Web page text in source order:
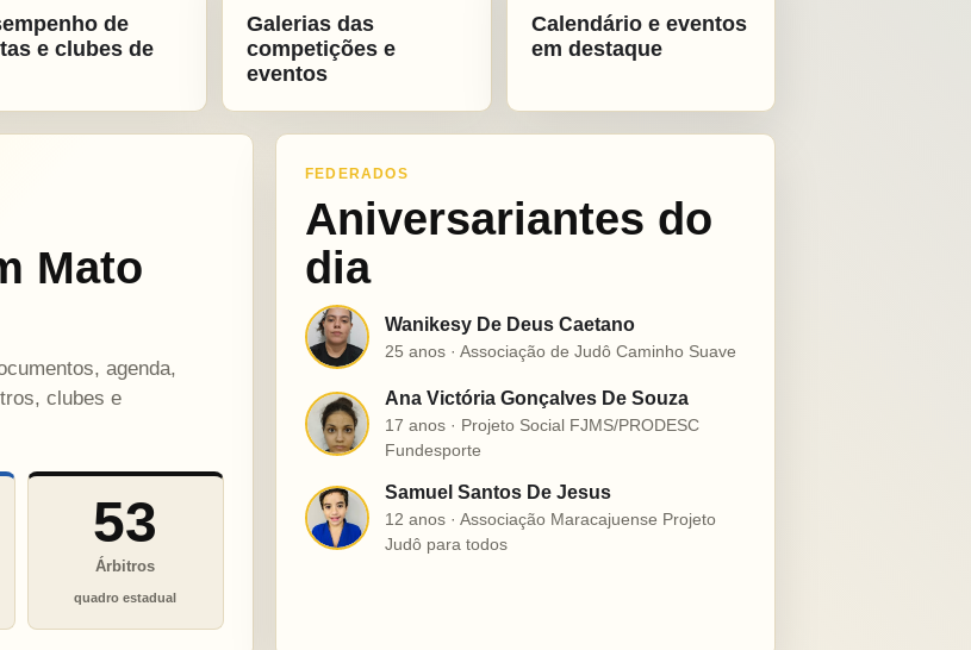
de
e clubes de
Galerias das
competições e
eventos
Calendário e eventos
em destaque
Mato
agenda,
clubes e
53
Árbitros
quadro estadual
FEDERADOS
Aniversariantes do
dia
W Wanikesy De Deus Caetano
25 anos · Associação de Judô Caminho Suave
A
Ana Victória Gonçalves De Souza
17 anos · Projeto Social FJMS/PRODESC
Fundesporte
S
Samuel Santos De Jesus
12 anos · Associação Maracajuense Projeto
Judô para todos